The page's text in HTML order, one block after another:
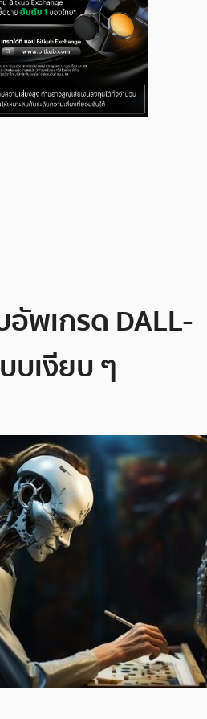
พเกรด DALL-
บเงียบ ๆ